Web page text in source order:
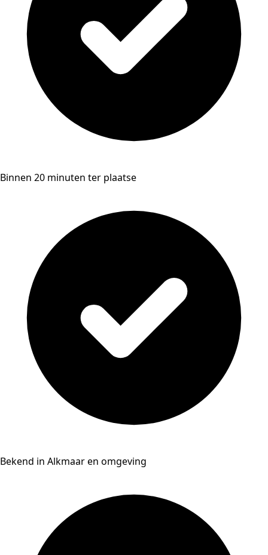
Binnen 20 minuten ter plaatse
Bekend in Alkmaar en omgeving